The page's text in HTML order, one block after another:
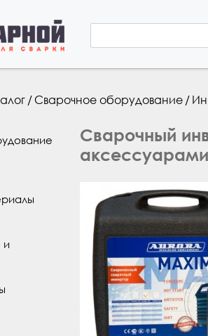
/Сварочное оборудование/
и
Сварочный